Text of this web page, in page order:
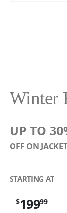
Winter
UP TO
OFF ON
STARTING AT
$19999